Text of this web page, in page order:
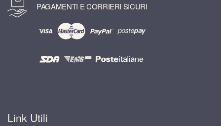
PAGAMENTI E CORRIERI SICURI
Link Utili